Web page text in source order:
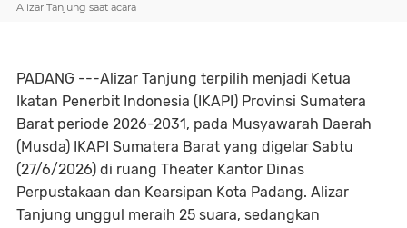
Alizar Tanjung saat acara
PADANG ---Alizar Tanjung terpilih menjadi Ketua
Ikatan Penerbit Indonesia (IKAPI) Provinsi Sumatera
Barat periode 2026-2031, pada Musyawarah Daerah
(Musda) IKAPI Sumatera Barat yang digelar Sabtu
(27/6/2026) di ruang Theater Kantor Dinas
Perpustakaan dan Kearsipan Kota Padang. Alizar
Tanjung unggul meraih 25 suara, sedangkan